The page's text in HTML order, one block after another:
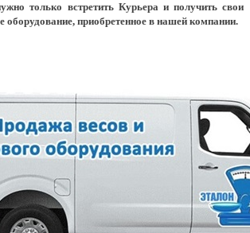
только встретить Курьера и получить свои
оборудование, приобретенное в нашей компании.